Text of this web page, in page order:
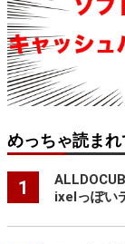
めっちゃ読ま
1
ixelっぽい